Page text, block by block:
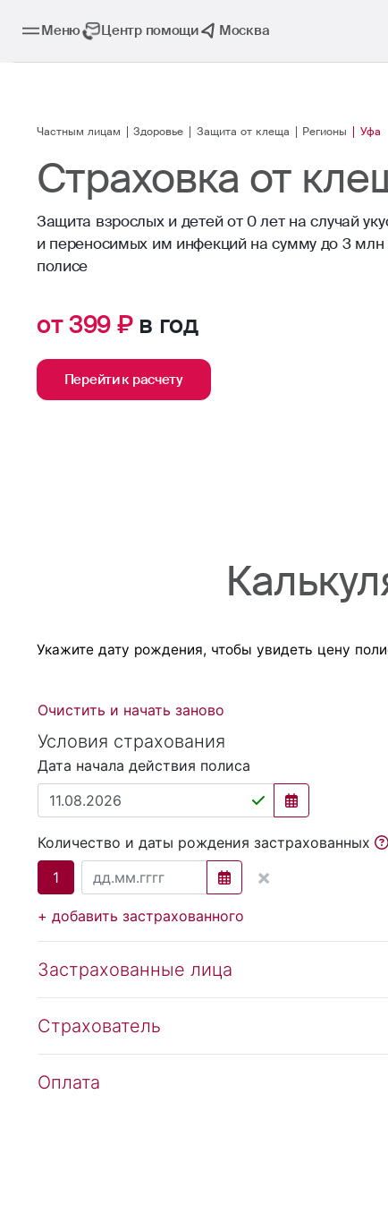
Меню Центр помощи Москва
Частным лицам Здоровье Защита от клеща Регионы Уфа
Страховка от
Защита взрослых и детей от 0 лет на случай
и переносимых им инфекций на сумму до 3
полисе
от 399 ₽в год
Перейти к расчету
Укажите дату рождения, чтобы увидеть цену